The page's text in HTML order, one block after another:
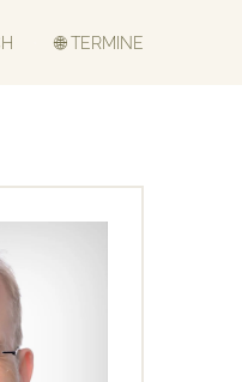
🌐 TERMINE